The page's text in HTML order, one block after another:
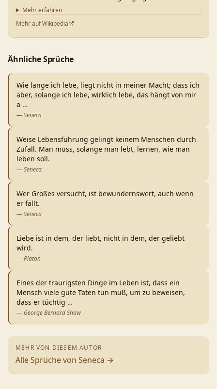
Mehr erfahren
Mehr auf Wikipedia
Ähnliche Sprüche
Wie lange ich lebe, liegt nicht in meiner Macht; dass ich
aber, solange ich lebe, wirklich lebe, das hängt von mir
a …
— Seneca
Weise Lebensführung gelingt keinem Menschen durch
Zufall. Man muss, solange man lebt, lernen, wie man
leben soll.
— Seneca
Wer Großes versucht, ist bewundernswert, auch wenn
er fällt.
— Seneca
Liebe ist in dem, der liebt, nicht in dem, der geliebt
wird.
— Platon
Eines der traurigsten Dinge im Leben ist, dass ein
Mensch viele gute Taten tun muß, um zu beweisen,
dass er tüchtig …
— George Bernard Shaw
MEHR VON DIESEM AUTOR
Alle Sprüche von Seneca →